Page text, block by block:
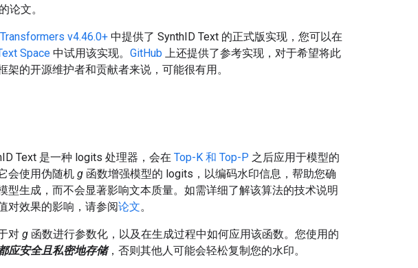
论文。
v4.46.0+ 中提供了 SynthID Text 的正式版实现，您可以在
Space 中试用该实现。 GitHub 上还提供了参考实现，对于希望将此
架的开源维护者和贡献者来说，可能很有用。
Text 是一种 logits 处理器，会在 Top-K 和 Top-P 之后应用于模型的
会使用伪随机 g 函数增强模型的 logits，以编码水印信息，帮助您确
型生成，而不会显著影响文本质量。如需详细了解该算法的技术说明
对效果的影响，请参阅论文。
对 g 函数进行参数化，以及在生成过程中如何应用该函数。您使用的
应安全且私密地存储，否则其他人可能会轻松复制您的水印。